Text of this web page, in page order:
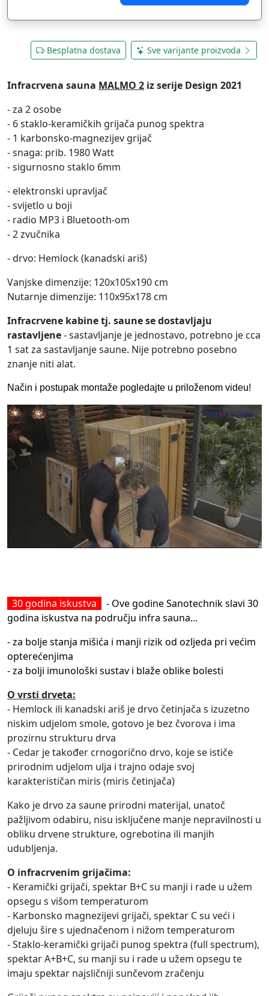
Besplatna dostava Sve varijante proizvoda
Infracrvena sauna MALMO 2 iz serije Design 2021
- za 2 osobe
- 6 staklo-keramičkih grijača punog spektra
- 1 karbonsko-magnezijev grijač
- snaga: prib. 1980 Watt
- sigurnosno staklo 6mm
- elektronski upravljač
- svijetlo u boji
- radio MP3 i Bluetooth-om
- 2 zvučnika
- drvo: Hemlock (kanadski ariš)
Vanjske dimenzije: 120x105x190 cm
Nutarnje dimenzije: 110x95x178 cm
Infracrvene kabine tj. saune se dostavljaju
rastavljene- sastavljanje je jednostavo, potrebno je cca
1 sat za sastavljanje saune. Nije potrebno posebno
znanje niti alat.
Način i postupak montaže pogledajte u priloženom videu!
30 godina iskustva - Ove godine Sanotechnik slavi 30
godina iskustva na području infra sauna...
- za bolje stanja mišića i manji rizik od ozljeda pri većim
opterećenjima
- za bolji imunološki sustav i blaže oblike bolesti
O vrsti drveta:
- Hemlock ili kanadski ariš je drvo četinjača s izuzetno
niskim udjelom smole, gotovo je bez čvorova i ima
prozirnu strukturu drva
- Cedar je također crnogorično drvo, koje se ističe
prirodnim udjelom ulja i trajno odaje svoj
karakterističan miris (miris četinjača)
Kako je drvo za saune prirodni materijal, unatoč
pažljivom odabiru, nisu isključene manje nepravilnosti u
obliku drvene strukture, ogrebotina ili manjih
udubljenja.
O infracrvenim grijačima:
- Keramički grijači, spektar B+C su manji i rade u užem
opsegu s višom temperaturom
- Karbonsko magnezijevi grijači, spektar C su veći i
djeluju šire s ujednačenom i nižom temperaturom
- Staklo-keramički grijači punog spektra (full spectrum),
spektar A+B+C, su manji su i rade u užem opsegu te
imaju spektar najsličniji sunčevom zračenju